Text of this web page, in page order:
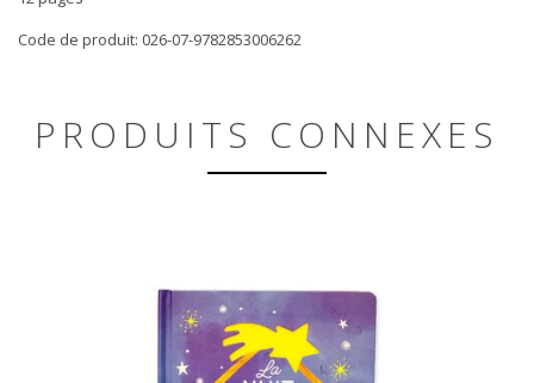
Code de produit: 026-07-9782853006262
PRODUITS CONNEXES